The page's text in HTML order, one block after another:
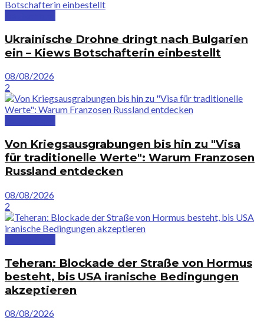
Ukrainische Drohne dringt nach Bulgarien
ein – Kiews Botschafterin einbestellt
08/08/2026
2
Von Kriegsausgrabungen bis hin zu "Visa
für traditionelle Werte": Warum Franzosen
Russland entdecken
08/08/2026
2
Teheran: Blockade der Straße von Hormus
besteht, bis USA iranische Bedingungen
akzeptieren
08/08/2026